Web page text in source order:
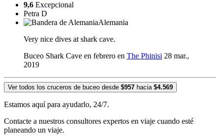
9,6 Excepcional
Petra D
Alemania
Very nice dives at shark cave.
Buceo Shark Cave en febrero en The Phinisi 28 mar.,
2019
Ver todos los cruceros de buceo desde $957 hacia $4.569
Estamos aquí para ayudarlo, 24/7.
Contacte a nuestros consultores expertos en viaje cuando esté
planeando un viaje.